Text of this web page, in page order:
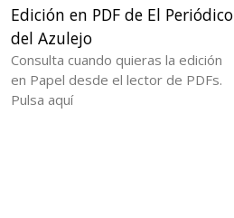
Edición en PDF de El Periódico
del Azulejo
Consulta cuando quieras la edición
en Papel desde el lector de PDFs.
Pulsa aquí